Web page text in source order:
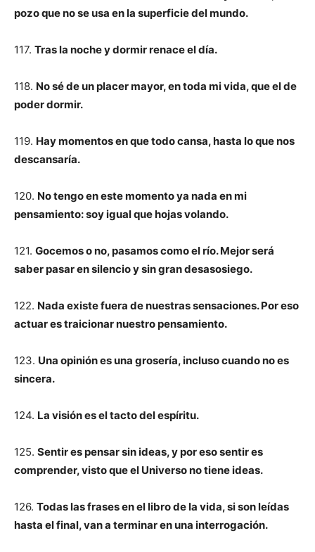
pozo que no se usa en la superficie del mundo.
117. Tras la noche y dormir renace el día.
118. No sé de un placer mayor, en toda mi vida, que el de
poder dormir.
119. Hay momentos en que todo cansa, hasta lo que nos
descansaría.
120. No tengo en este momento ya nada en mi
pensamiento: soy igual que hojas volando.
121. Gocemos o no, pasamos como el río. Mejor será
saber pasar en silencio y sin gran desasosiego.
122. Nada existe fuera de nuestras sensaciones. Por eso
actuar es traicionar nuestro pensamiento.
123. Una opinión es una grosería, incluso cuando no es
sincera.
124. La visión es el tacto del espíritu.
125. Sentir es pensar sin ideas, y por eso sentir es
comprender, visto que el Universo no tiene ideas.
126. Todas las frases en el libro de la vida, si son leídas
hasta el final, van a terminar en una interrogación.